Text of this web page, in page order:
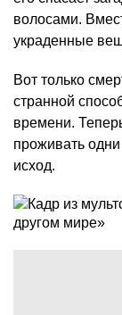
волосами.
украденные
Вот только
странной
времени.
проживать
исход.